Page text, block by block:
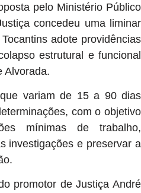
pelo Ministério Público
concedeu uma liminar
adote providências
estrutural e funcional
Alvorada.
variam de 15 a 90 dias
com o objetivo
mínimas de trabalho,
investigações e preservar a
promotor de Justiça André